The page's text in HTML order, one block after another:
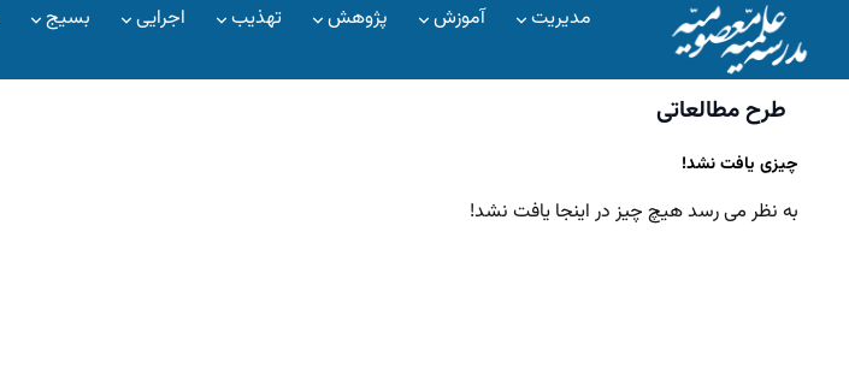
مدیریت آموزش پژوهش تهذیب اجرایی بسیج
طرح مطالعاتی
چیزی یافت نشد!
به نظر می رسد هیچ چیز در اینجا یافت نشد!